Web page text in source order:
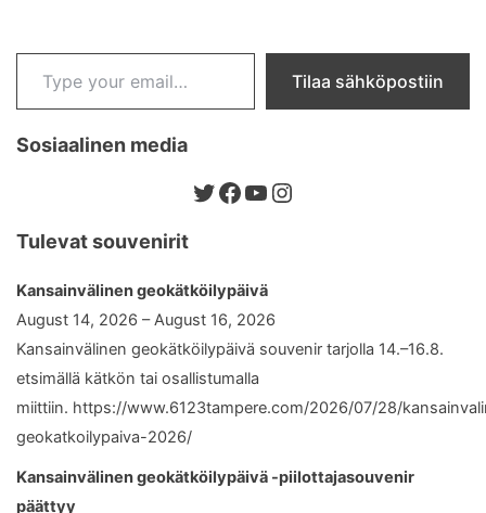
Type your email…
Tilaa sähköpostiin
Sosiaalinen media
Twitter
Facebook
YouTube
Instagram
Tulevat souvenirit
Kansainvälinen geokätköilypäivä
August 14, 2026 – August 16, 2026
Kansainvälinen geokätköilypäivä souvenir tarjolla 14.–16.8.
etsimällä kätkön tai osallistumalla
miittiin. https://www.6123tampere.com/2026/07/28/
geokatkoilypaiva-2026/
Kansainvälinen geokätköilypäivä -piilottajasouvenir
päättyy